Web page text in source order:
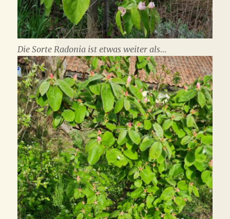
Die Sorte Radonia ist etwas weiter als…